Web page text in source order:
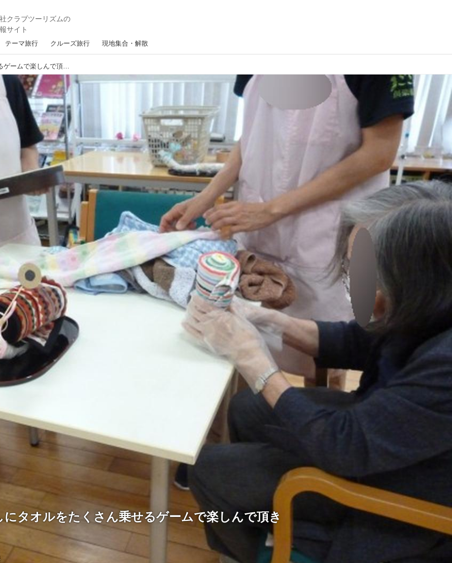
テーマ旅行 クルーズ旅行 現地集合・解散
でんでんむしにタオルをたくさん乗せるゲームで楽しんで頂きました。
タオルをたくさん乗せるゲームで楽しんで頂き